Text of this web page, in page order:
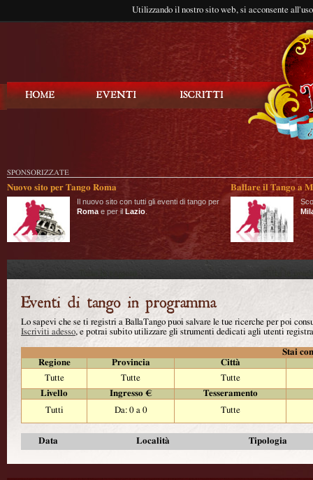
Utilizzando il nostro sito web, si acconsente
SPONSORIZZATE
Nuovo sito per Tango Roma
Il nuovo sito con tutti gli eventi di tango per
Roma e per il Lazio
Ballare il Tango a
Lo sapevi che se ti registri a BallaTango puoi salvare le tue ricerche per poi
Iscriviti adesso, e potrai subito utilizzare gli strumenti dedicati agli utenti
Stai
Regione
Provincia
Città
Tutte
Tutte
Tutte
Livello
Ingresso €
Tesseramento
Tutti
Da: 0 a 0 Tutte
Data Località Tipologia